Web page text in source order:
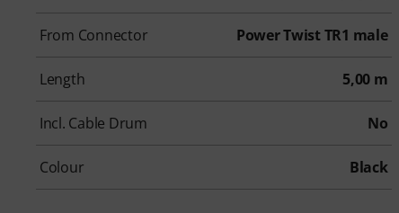
From Connector Power Twist TR1 male
Length 5,00 m
Incl. Cable Drum No
Colour Black